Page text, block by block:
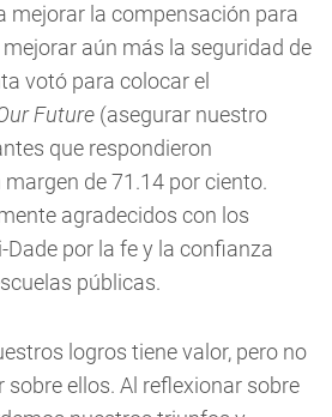
mejorar la compensación para
aún más la seguridad de
votó para colocar el
Future (asegurar nuestro
que respondieron
de 71.14 por ciento.
agradecidos con los
por la fe y la confianza
públicas.
logros tiene valor, pero no
ellos. Al reflexionar sobre